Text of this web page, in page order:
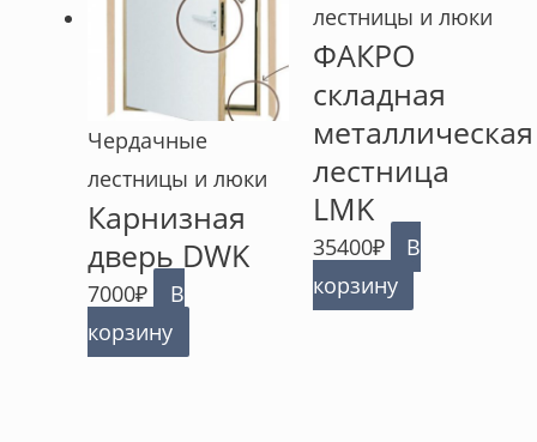
Чердачные
лестницы и люки
Карнизная
дверь DWK
7000₽
В
корзину
лестницы и люки
ФАКРО
складная
металлическая
лестница
LMK
35400₽
В
корзину